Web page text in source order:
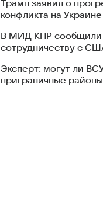
Трамп заявил о
конфликта на Украине
В МИД КНР сообщили
сотрудничеству с
Эксперт: могут ли
приграничные